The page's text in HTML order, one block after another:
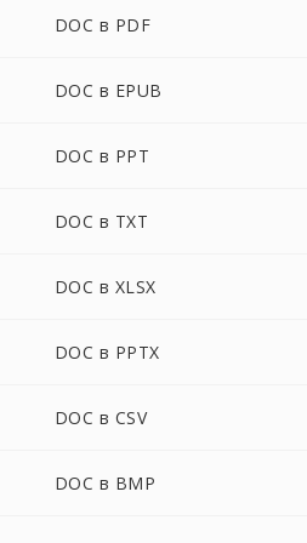
DOC в PDF
DOC в EPUB
DOC в PPT
DOC в TXT
DOC в XLSX
DOC в PPTX
DOC в CSV
DOC в BMP